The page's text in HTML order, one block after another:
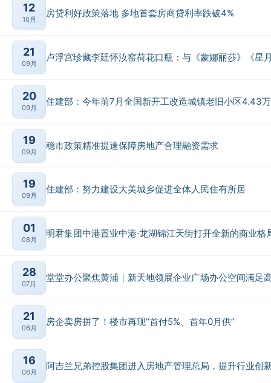
12
10月
房贷利好政策落地 多地首套房商贷利率跌破4%
21
09月
卢浮宫珍藏李廷怀汝窑荷花口瓶：与《蒙娜丽莎》《星
20
09月
住建部：今年前7月全国新开工改造城镇老旧小区4.43
19
09月
稳市政策精准提速保障房地产合理融资需求
19
09月
住建部：努力建设大美城乡促进全体人民住有所居
01
08月
明君集团中港置业中港·龙湖锦江天街打开全新的商业格
28
07月
堂堂办公聚焦黄浦｜新天地领展企业广场办公空间满足
21
06月
房企卖房拼了！楼市再现“首付5%、首年0月供”
16
06月
阿吉兰兄弟控股集团进入房地产管理总局，提升行业创